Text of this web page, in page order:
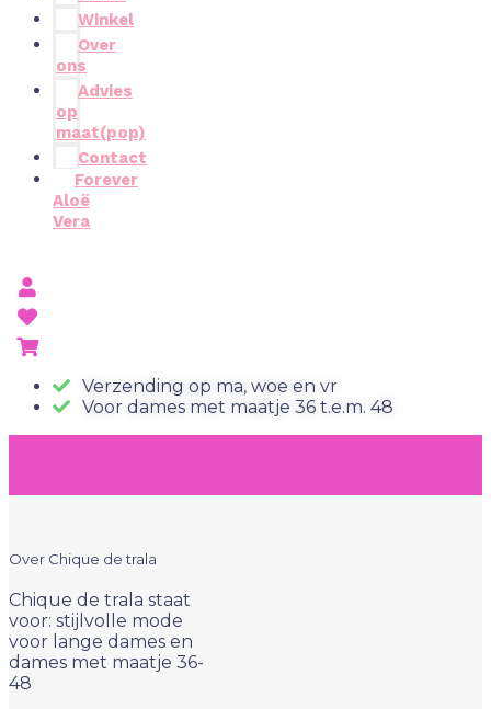
Winkel
Over
ons
Advies
op
maat(pop)
Contact
Forever
Aloë
Vera
Verzending op ma, woe en vr
Voor dames met maatje 36 t.e.m. 48
Over Chique de trala
Chique de trala staat
voor: stijlvolle mode
voor lange dames en
dames met maatje 36-
48